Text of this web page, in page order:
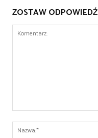
ZOSTAW ODPOWIEDŹ